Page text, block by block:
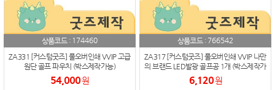
상품코드 : 174460
ZA331 [커스텀굿즈] 풀오버인쇄 VVIP 고급
원단 골프 파우치 (박스제작가능)
54,000원
상품코드 : 766542
ZA317 [커스텀굿즈] 풀오버인쇄 VVIP 나만
의 브랜드 LED발광 골프공 1개 (박스제작가
능)
6,120원